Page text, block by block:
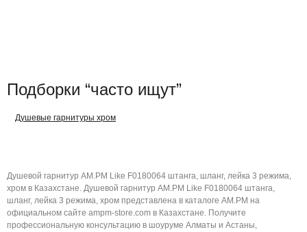
Подборки “часто ищут”
Душевые гарнитуры хром
Душевой гарнитур AM.PM Like F0180064 штанга, шланг, лейка 3 режима,
хром в Казахстане. Душевой гарнитур AM.PM Like F0180064 штанга,
шланг, лейка 3 режима, хром представлена в каталоге AM.PM на
официальном сайте ampm-store.com в Казахстане. Получите
профессиональную консультацию в шоуруме Алматы и Астаны,